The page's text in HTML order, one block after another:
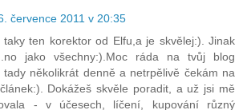
července 2011 v 20:35
ten korektor od Elfu,a je skvělej:). Jinak
jako všechny:).Moc ráda na tvůj blog
několikrát denně a netrpělivě čekám na
Dokážeš skvěle poradit, a už jsi mě
- v účesech, líčení, kupování různý